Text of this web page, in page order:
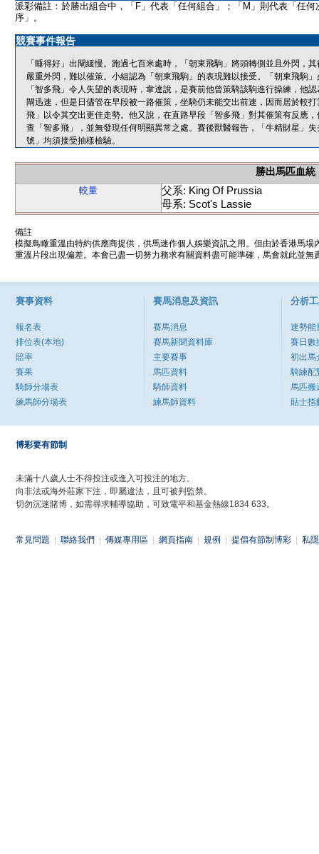
派彩備註：於勝出組合中，「F」代表「任何組合」；「M」則代表「任何
序」。
競賽事件報告
「睡得好」出閘緩慢。跑過七百米處時，「朝東飛駒」將頭轉側並且外閃，
嚴重外閃，難以催策。小組認為「朝東飛駒」的表現難以接受。「朝東飛駒
「智多飛」令人失望的表現時，韋達說，是賽前他曾策騎該駒進行操練，他
閘迅速，但是日儘管在早段被一路催策，坐騎仍未能交出前速，因而居於較
飛」以令其交出更佳走勢。他又說，在直路早段「智多飛」對其催策有反應
查「智多飛」，並無發現任何明顯異常之處。賽後獸醫報告，「牛精財星」
號」均須接受抽樣檢驗。
勝出馬匹血統
較量
父系: King Of Prussia
母系: Scot's Lassie
備註
模擬鳥瞰重溫由特約供應商提供，供馬迷作個人娛樂資訊之用。但由於香港馬
重溫片段出現偏差。本會已盡一切努力務求有關資料盡可能準確，馬會就此並
賽事資料
報名表
排位表(本地)
賠率
賽果
騎師分場表
練馬師分場表
賽馬消息及資訊
賽馬消息
賽馬新聞資料庫
主要賽事
馬匹資料
騎師資料
練馬師資料
分析
速勢能
賽日數
初出馬
騎練配
馬匹搬
貼士指
博彩要有節制
未滿十八歲人士不得投注或進入可投注的地方。
向非法或海外莊家下注，即屬違法，且可被判監禁。
切勿沉迷賭博，如需尋求輔導協助，可致電平和基金熱線1834 633。
常見問題 聯絡我們 傳媒專用區 網頁指南 規例 提倡有節制博彩 私